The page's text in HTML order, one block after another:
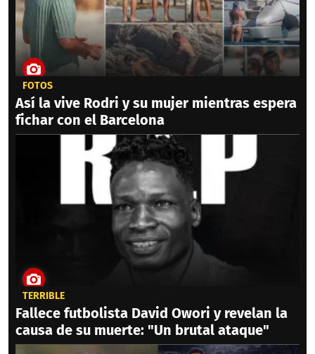
FOTOS
Así la vive Rodri y su mujer mientras espera
fichar con el Barcelona
TERRIBLE
Fallece futbolista David Owori y revelan la
causa de su muerte: "Un brutal ataque"